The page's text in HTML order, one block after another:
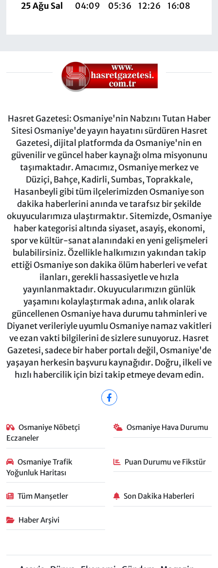
25 Ağu Sal
04:09 05:36 12:26 16:08
Hasret Gazetesi: Osmaniye'nin Nabzını Tutan Haber
Sitesi Osmaniye'de yayın hayatını sürdüren Hasret
Gazetesi, dijital platformda da Osmaniye'nin en
güvenilir ve güncel haber kaynağı olma misyonunu
taşımaktadır. Amacımız, Osmaniye merkez ve
Düziçi, Bahçe, Kadirli, Sumbas, Toprakkale,
Hasanbeyli gibi tüm ilçelerimizden Osmaniye son
dakika haberlerini anında ve tarafsız bir şekilde
okuyucularımıza ulaştırmaktır. Sitemizde, Osmaniye
haber kategorisi altında siyaset, asayiş, ekonomi,
spor ve kültür-sanat alanındaki en yeni gelişmeleri
bulabilirsiniz. Özellikle halkımızın yakından takip
ettiği Osmaniye son dakika ölüm haberleri ve vefat
ilanları, gerekli hassasiyetle ve hızla
yayınlanmaktadır. Okuyucularımızın günlük
yaşamını kolaylaştırmak adına, anlık olarak
güncellenen Osmaniye hava durumu tahminleri ve
Diyanet verileriyle uyumlu Osmaniye namaz vakitleri
ve ezan vakti bilgilerini de sizlere sunuyoruz. Hasret
Gazetesi, sadece bir haber portalı değil, Osmaniye'de
yaşayan herkesin başvuru kaynağıdır. Doğru, ilkeli ve
hızlı habercilik için bizi takip etmeye devam edin.
Osmaniye Nöbetçi
Eczaneler
Osmaniye Hava Durumu
Osmaniye Trafik
Yoğunluk Haritası
Puan Durumu ve Fikstür
Tüm Manşetler Son Dakika Haberleri
Haber Arşivi